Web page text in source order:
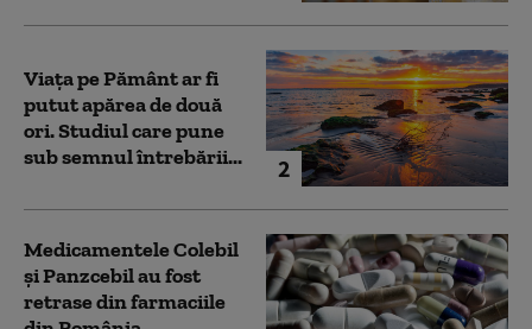
2
Viața pe Pământ ar fi
putut apărea de două
ori. Studiul care pune
sub semnul întrebării...
Medicamentele Colebil
și Panzcebil au fost
retrase din farmaciile